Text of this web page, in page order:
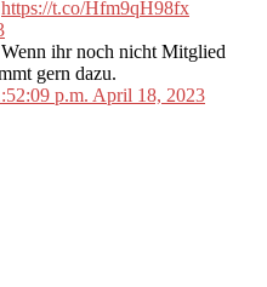
https://t.co/Hfm9qH98fx
Wenn ihr noch nicht Mitglied
gern dazu.
p.m. April 18, 2023